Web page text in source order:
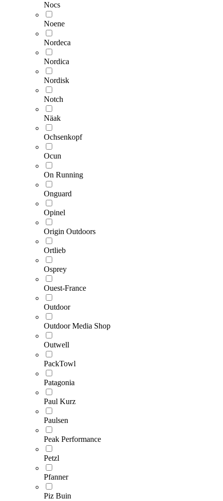
Nocs
Noene
Nordeca
Nordica
Nordisk
Notch
Näak
Ochsenkopf
Ocun
On Running
Onguard
Opinel
Origin Outdoors
Ortlieb
Osprey
Ouest-France
Outdoor
Outdoor Media Shop
Outwell
PackTowl
Patagonia
Paul Kurz
Paulsen
Peak Performance
Petzl
Pfanner
Piz Buin